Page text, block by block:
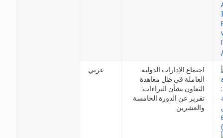
عربي
اجتماع الإدارات الدولية
العاملة في ظل معاهدة
التعاون بشأن البراءات:
تقرير عن الدورة الخامسة
والعشرين